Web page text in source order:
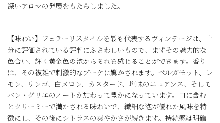
深いアロマの発展をもたらしました。
【味わい】フェラーリスタイルを最も代表するヴィンテージは、十
分に評価されている評判にふさわしいもので、まずその魅力的な
色合い、輝く黄金色の泡からそれを感じることができます。香り
は、その複雑で刺激的なブーケに驚かされます。ベルガモット、レ
モン、リンゴ、白メロン、カスタード、塩味のニュアンス、そして
パン・グリエのノートが加わって豊かになっています。口に含む
とクリーミーで満たされる味わいで、繊細な泡が優れた風味を特
徴にし、その後にシトラスの爽やかさが続きます。持続感は明確